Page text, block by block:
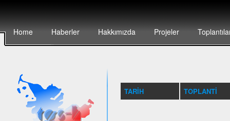
Home Haberler Hakkımızda Projeler
TARIH TOPLANTI